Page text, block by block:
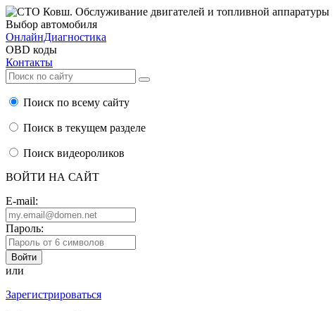
Выбор автомобиля
ОнлайнДиагностика
OBD коды
Контакты
Поиск по всему сайту
Поиск в текущем разделе
Поиск видеороликов
ВОЙТИ НА САЙТ
E-mail:
Пароль:
или
Зарегистрироваться